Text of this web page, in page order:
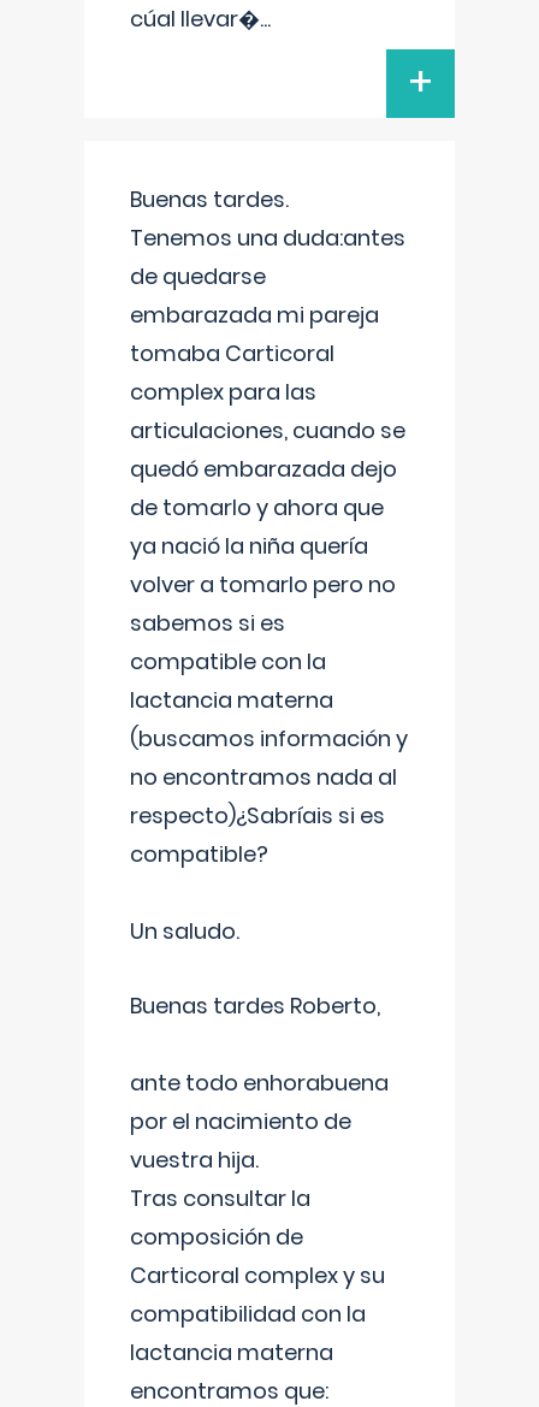
cúal llevar�...
+
Buenas tardes.
Tenemos una duda:antes
de quedarse
embarazada mi pareja
tomaba Carticoral
complex para las
articulaciones, cuando se
quedó embarazada dejo
de tomarlo y ahora que
ya nació la niña quería
volver a tomarlo pero no
sabemos si es
compatible con la
lactancia materna
(buscamos información y
no encontramos nada al
respecto)¿Sabríais si es
compatible?
Un saludo.
Buenas tardes Roberto,
ante todo enhorabuena
por el nacimiento de
vuestra hija.
Tras consultar la
composición de
Carticoral complex y su
compatibilidad con la
lactancia materna
encontramos que: